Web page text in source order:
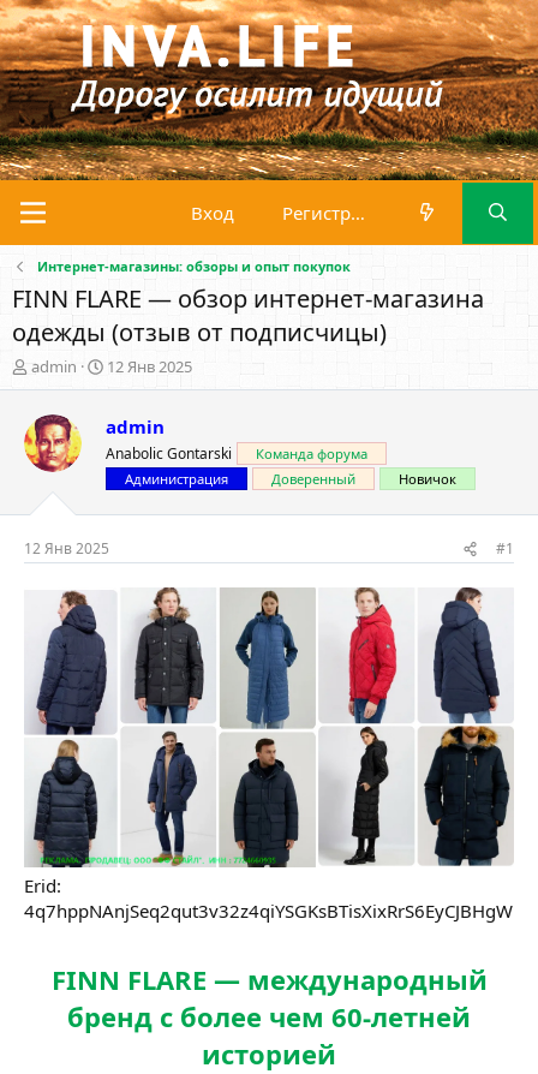
Вход Регистрация
Интернет-магазины: обзоры и опыт покупок
FINN FLARE — обзор интернет-магазина
одежды (отзыв от подписчицы)
А
в
о
р
т
м
ы
admin
Д
а
а
н
а
ч
а
л
а
12 Янв 2025
admin
Anabolic Gontarski
Команда форума
Администрация
Доверенный Новичок
12 Янв 2025 #1
Erid:
4q7hppNAnjSeq2qut3v32z4qiYSGKsBTisXixRrS6EyCJBHgW
FINN FLARE — международный
бренд с более чем 60-летней
историей